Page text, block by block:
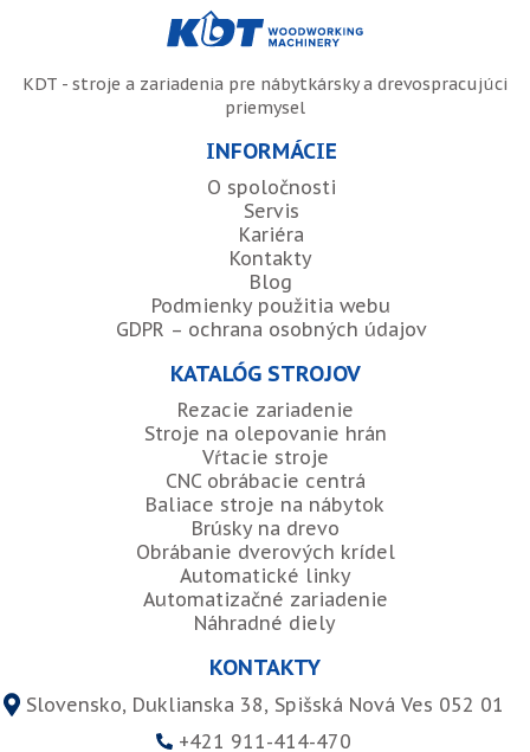
KDT - stroje a zariadenia pre nábytkársky a drevospracujúci
priemysel
INFORMÁCIE
O spoločnosti
Servis
Kariéra
Kontakty
Blog
Podmienky použitia webu
GDPR – ochrana osobných údajov
KATALÓG STROJOV
Rezacie zariadenie
Stroje na olepovanie hrán
Vŕtacie stroje
CNC obrábacie centrá
Baliace stroje na nábytok
Brúsky na drevo
Obrábanie dverových krídel
Automatické linky
Automatizačné zariadenie
Náhradné diely
KONTAKTY
Slovensko, Duklianska 38, Spišská Nová Ves 052 01
+421 911-414-470